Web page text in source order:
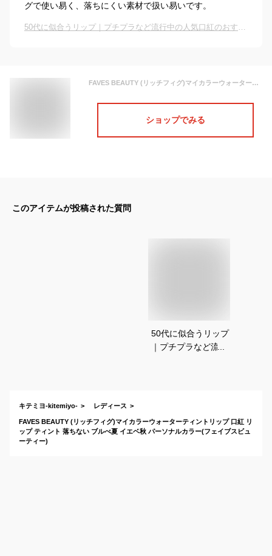
グで使い易く、落ちにくい素材で扱い易いです。
50代に似合うリップ｜プチプラなど流行中の人気口紅のおすすめは？
FAVES BEAUTY (リッチフィグ)マイカラーウォーターティントリップ 口紅 リップ ティント 落ちない ブルべ夏 イエベ秋 パーソナルカラー(フェイブスビューティー)
ショップでみる
このアイテムが投稿された質問
50代に似合うリップ
｜プチプラなど流行
キテミヨ-kitemiyo- レディース
FAVES BEAUTY (リッチフィグ)マイカラーウォーターティントリップ 口紅 リ
ップ ティント 落ちない ブルべ夏 イエベ秋 パーソナルカラー(フェイブスビュ
ーティー)